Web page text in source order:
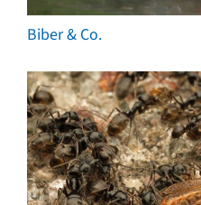
Biber & Co.